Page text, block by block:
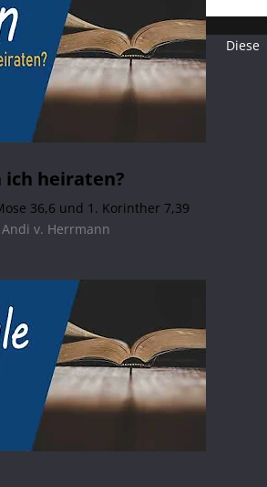
ich heiraten?
36,6 und 1. Korinther 7,39
v. Herrmann
Diese